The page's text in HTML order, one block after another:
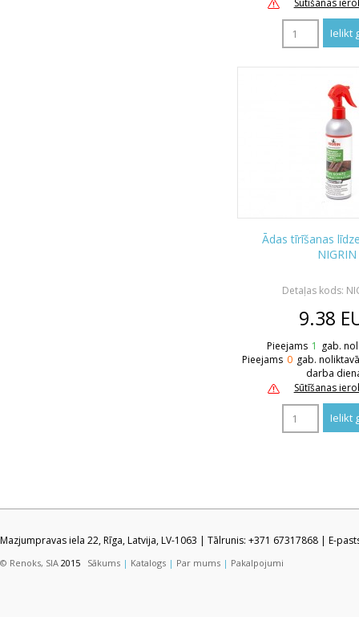
Ādas tīrīšanas
NIGRIN
Detaļas kods:
9.38
Pieejams 1 gab.
Pieejams 0 gab.
darba
Sūtīšanas
Mazjumpravas iela 22, Rīga, Latvija, LV-1063 | Tālrunis: +371 67317868 | E-
© Renoks, SIA 2015 Sākums | Katalogs | Par mums | Pakalpojumi